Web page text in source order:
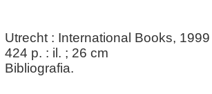
Utrecht : International Books, 1999
424 p. : il. ; 26 cm
Bibliografia.